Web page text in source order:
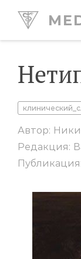
Автор:
Редакция: